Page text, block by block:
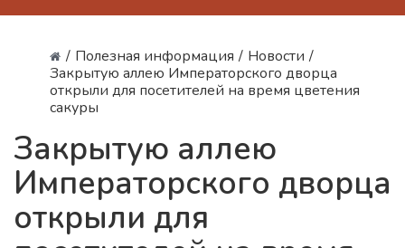
/ Полезная информация / Новости /
Закрытую аллею Императорского дворца
открыли для посетителей на время цветения
сакуры
Закрытую аллею
Императорского дворца
открыли для